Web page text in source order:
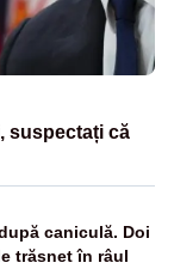
suspectați că
caniculă. Doi
trăsnet în râul